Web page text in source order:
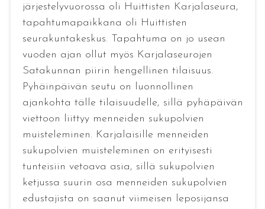
järjestelyvuorossa oli Huittisten Karjalaseura,
tapahtumapaikkana oli Huittisten
seurakuntakeskus. Tapahtuma on jo usean
vuoden ajan ollut myös Karjalaseurojen
Satakunnan piirin hengellinen tilaisuus.
Pyhäinpäivän seutu on luonnollinen
ajankohta tälle tilaisuudelle, sillä pyhäpäivän
viettoon liittyy menneiden sukupolvien
muisteleminen. Karjalaisille menneiden
sukupolvien muisteleminen on erityisesti
tunteisiin vetoava asia, sillä sukupolvien
ketjussa suurin osa menneiden sukupolvien
edustajista on saanut viimeisen leposijansa